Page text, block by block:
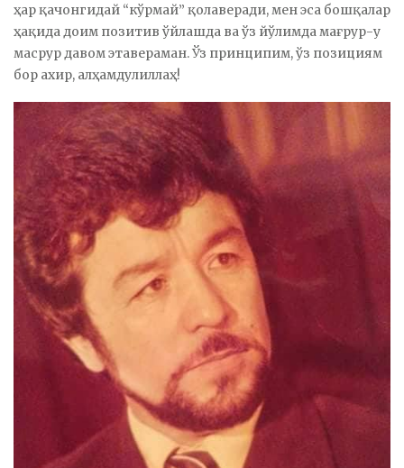
ҳар қачонгидай “кўрмай” қолаверади, мен эса бошқалар
ҳақида доим позитив ўйлашда ва ўз йўлимда мағрур-у
масрур давом этавераман. Ўз принципим, ўз позициям
бор ахир, алҳамдулиллаҳ!